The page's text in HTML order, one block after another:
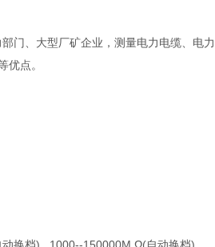
门、大型厂矿企业，测量电力电缆、电
优点。